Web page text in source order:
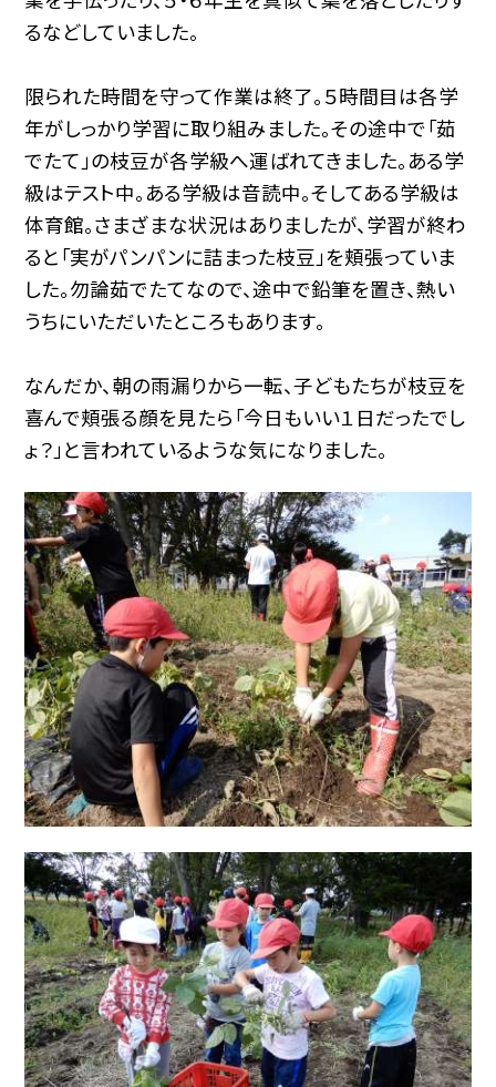
るなどしていました。
限られた時間を守って作業は終了。５時間目は各学
年がしっかり学習に取り組みました。その途中で「茹
でたて」の枝豆が各学級へ運ばれてきました。ある学
級はテスト中。ある学級は音読中。そしてある学級は
体育館。さまざまな状況はありましたが、学習が終わ
ると「実がパンパンに詰まった枝豆」を頬張っていま
した。勿論茹でたてなので、途中で鉛筆を置き、熱い
うちにいただいたところもあります。
なんだか、朝の雨漏りから一転、子どもたちが枝豆を
喜んで頬張る顔を見たら「今日もいい１日だったでし
ょ？」と言われているような気になりました。